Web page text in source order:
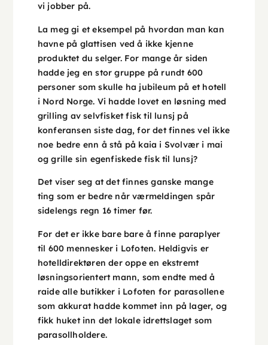
vi jobber på.
La meg gi et eksempel på hvordan man kan
havne på glattisen ved å ikke kjenne
produktet du selger. For mange år siden
hadde jeg en stor gruppe på rundt 600
personer som skulle ha jubileum på et hotell
i Nord Norge. Vi hadde lovet en løsning med
grilling av selvfisket fisk til lunsj på
konferansen siste dag, for det finnes vel ikke
noe bedre enn å stå på kaia i Svolvær i mai
og grille sin egenfiskede fisk til lunsj?
Det viser seg at det finnes ganske mange
ting som er bedre når værmeldingen spår
sidelengs regn 16 timer før.
For det er ikke bare bare å finne paraplyer
til 600 mennesker i Lofoten. Heldigvis er
hotelldirektøren der oppe en ekstremt
løsningsorientert mann, som endte med å
raide alle butikker i Lofoten for parasollene
som akkurat hadde kommet inn på lager, og
fikk huket inn det lokale idrettslaget som
parasollholdere.